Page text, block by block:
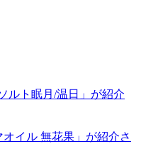
ルト眠月/温日」が紹介
イル 無花果」が紹介さ